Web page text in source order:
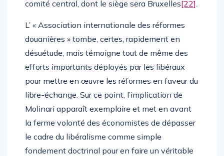
comité central, dont le siège sera Bruxelles[22]
L’ « Association internationale des réformes
douanières » tombe, certes, rapidement en
désuétude, mais témoigne tout de même des
efforts importants déployés par les libéraux
pour mettre en œuvre les réformes en faveur du
libre-échange. Sur ce point, l’implication de
Molinari apparaît exemplaire et met en avant
la ferme volonté des économistes de dépasser
le cadre du libéralisme comme simple
fondement doctrinal pour en faire un véritable